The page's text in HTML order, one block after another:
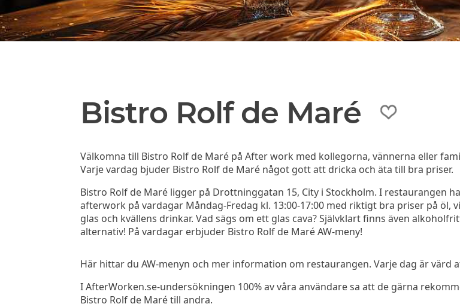
Bistro Rolf de Maré
Välkomna till Bistro Rolf de Maré på After work med kollegorna, vännerna eller
Varje vardag bjuder Bistro Rolf de Maré något gott att dricka och äta till bra priser.
Bistro Rolf de Maré ligger på Drottninggatan 15, City i Stockholm. I restaurangen
afterwork på vardagar Måndag-Fredag kl. 13:00-17:00 med riktigt bra priser på öl,
glas och kvällens drinkar. Vad sägs om ett glas cava? Självklart finns även
alternativ! På vardagar erbjuder Bistro Rolf de Maré AW-meny!
Här hittar du AW-menyn och mer information om restaurangen. Varje dag är värd
I AfterWorken.se-undersökningen 100% av våra användare sa att de gärna
Bistro Rolf de Maré till andra.